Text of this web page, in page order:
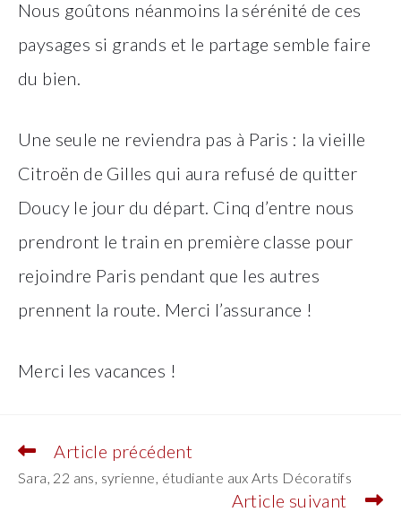
Nous goûtons néanmoins la sérénité de ces
paysages si grands et le partage semble faire
du bien.
Une seule ne reviendra pas à Paris : la vieille
Citroën de Gilles qui aura refusé de quitter
Doucy le jour du départ. Cinq d’entre nous
prendront le train en première classe pour
rejoindre Paris pendant que les autres
prennent la route. Merci l’assurance !
Merci les vacances !
Read
articles
Article précédent
Sara, 22 ans, syrienne, étudiante aux Arts Décoratifs
Article suivant